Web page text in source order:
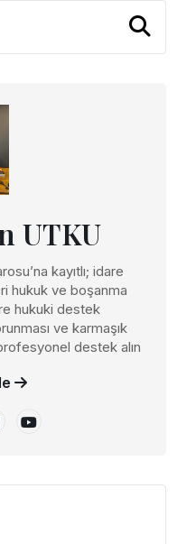
UTKU
kayıtlı; idare
hukuk ve boşanma
hukuki destek
ve karmaşık
destek alın